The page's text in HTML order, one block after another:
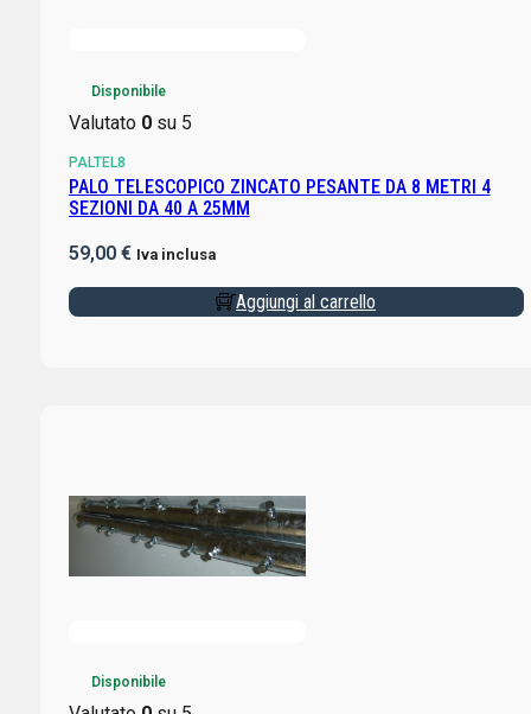
Disponibile
Valutato 0su 5
PALTEL8
PALO TELESCOPICO ZINCATO PESANTE DA 8 METRI 4
SEZIONI DA 40 A 25MM
59,00 € Iva inclusa
Aggiungi al carrello
Disponibile